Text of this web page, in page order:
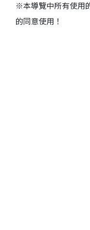
※本導覽中所有使用
的同意使用！